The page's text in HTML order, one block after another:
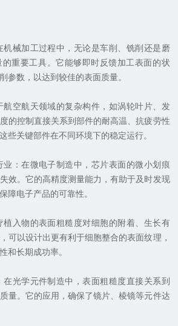
械加工过程中，无论是车削、铣削还是磨
重要工具。它能够即时反馈加工表面的状
参数，以达到较佳的表面质量。
空航天领域的复杂构件，如涡轮叶片、发
的控制直接关系到部件的耐高温、抗疲劳性
些关键部件在不同环境下的稳定运行。
：在微电子制造中，芯片表面的微小划痕
效。它的高精度测量能力，有助于及时发现
障电子产品的可靠性。
入物的表面粗糙度对细胞的附着、生长有
可以设计出更有利于细胞整合的表面纹理，
和长期成功率。
学元件制造中，表面粗糙度直接关系到
量。它的应用，确保了镜片、棱镜等元件达